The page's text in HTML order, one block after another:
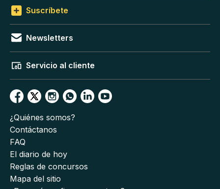
Suscríbete
Newsletters
Servicio al cliente
¿Quiénes somos?
Contáctanos
FAQ
El diario de hoy
Reglas de concursos
Mapa del sitio